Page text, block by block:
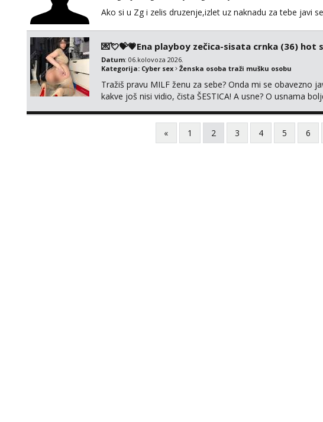
Ako si u Zg i zelis druzenje,izlet uz naknadu za tebe javi se
💌💘💝💗Ena playboy zečica-sisata crnka (36) hot
Datum: 06.kolovoza 2026.
Kategorija: Cyber sex Ženska osoba traži mušku osobu
Tražiš pravu MILF ženu za sebe? Onda mi se obavezno
kakve još nisi vidio, čista ŠESTICA! A usne? O usnama
vruće u porukama uz pokoju fotku. Radim slikice i videa
«
1 2 3 4 5 6